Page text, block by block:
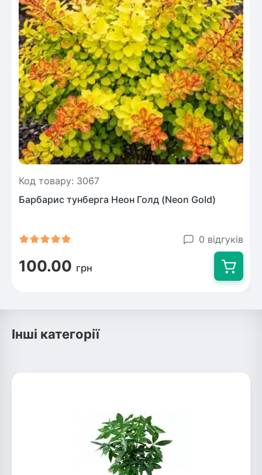
Код товару: 3067
Барбарис тунберга Неон Голд (Neon Gold)
0 відгуків
100.00 грн
Інші категорії